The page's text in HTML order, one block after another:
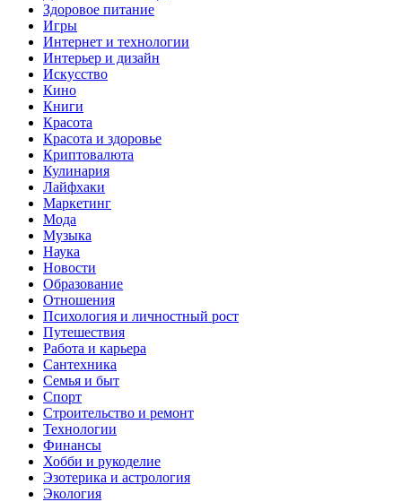
Здоровое питание
Игры
Интернет и технологии
Интерьер и дизайн
Искусство
Кино
Книги
Красота
Красота и здоровье
Криптовалюта
Кулинария
Лайфхаки
Маркетинг
Мода
Музыка
Наука
Новости
Образование
Отношения
Психология и личностный рост
Путешествия
Работа и карьера
Сантехника
Семья и быт
Спорт
Строительство и ремонт
Технологии
Финансы
Хобби и рукоделие
Эзотерика и астрология
Экология